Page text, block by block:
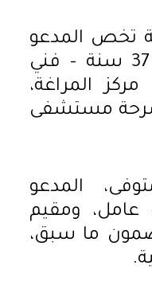
تخص المدعو
محمد حسين بيومي، 37 سنة – فني
المراغة،
مستشفى
المدعو
سنة – عامل، ومقيم
ما سبق،